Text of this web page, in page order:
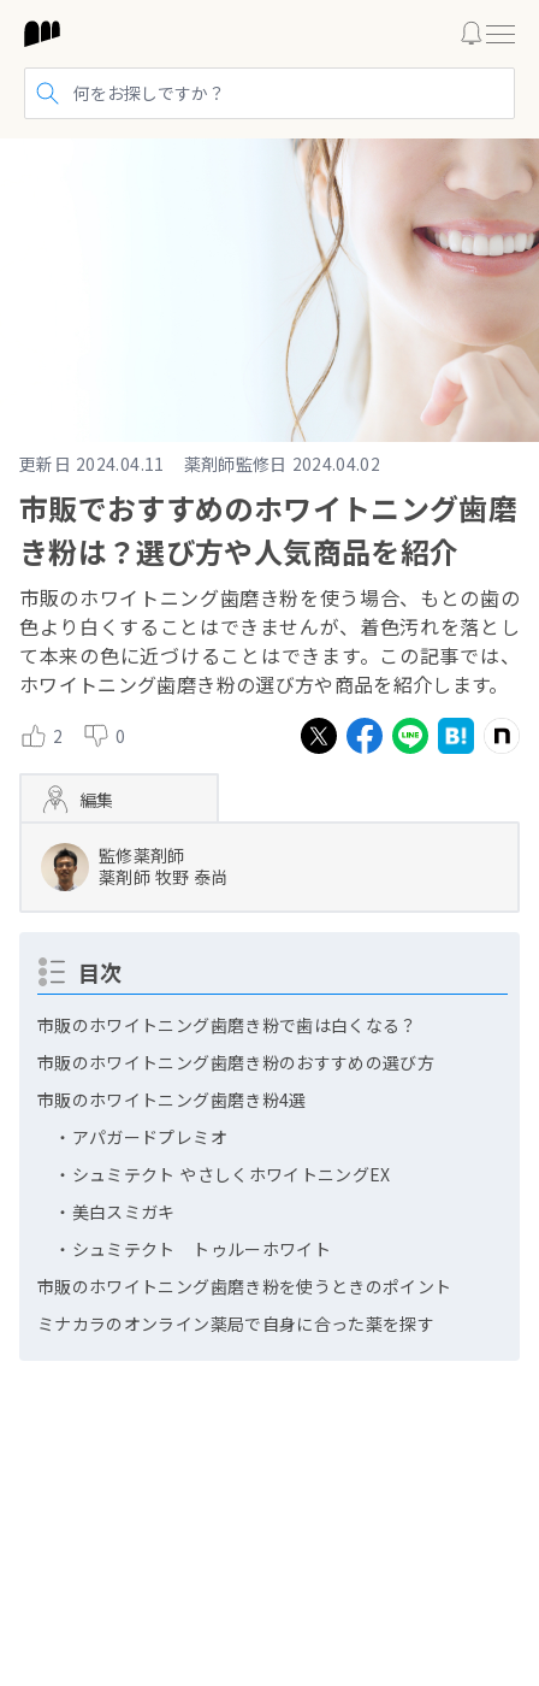
検索する
更新日 2024.04.11 薬剤師監修日 2024.04.02
市販でおすすめのホワイトニング歯磨
き粉は？選び方や人気商品を紹介
市販のホワイトニング歯磨き粉を使う場合、もとの歯の
色より白くすることはできませんが、着色汚れを落とし
て本来の色に近づけることはできます。この記事では、
ホワイトニング歯磨き粉の選び方や商品を紹介します。
2 0
編集
監修薬剤師
薬剤師 牧野 泰尚
目次
市販のホワイトニング歯磨き粉で歯は白くなる？
市販のホワイトニング歯磨き粉のおすすめの選び方
市販のホワイトニング歯磨き粉4選
・アパガードプレミオ
・シュミテクト やさしくホワイトニングEX
・美白スミガキ
・シュミテクト トゥルーホワイト
市販のホワイトニング歯磨き粉を使うときのポイント
ミナカラのオンライン薬局で自身に合った薬を探す